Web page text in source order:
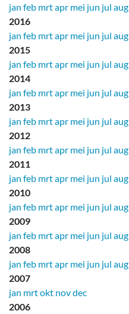
jan feb mrtapr mei jun jul aug
2016
jan feb mrtapr mei jun jul aug
2015
jan feb mrtapr mei jun jul aug
2014
jan feb mrtapr mei jun jul aug
2013
jan feb mrtapr mei jun jul aug
2012
jan feb mrtapr mei jun jul aug
2011
jan feb mrtapr mei jun jul aug
2010
jan feb mrtapr mei jun jul aug
2009
jan feb mrtapr mei jun jul aug
2008
jan feb mrtapr mei jun jul aug
2007
jan mrtokt novdec
2006